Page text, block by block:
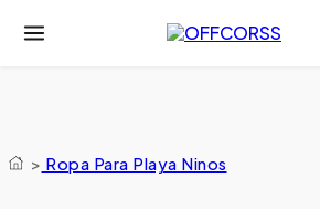
> Ropa Para Playa Ninos